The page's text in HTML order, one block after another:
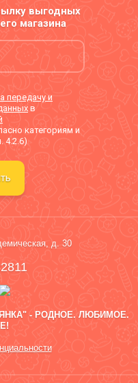
выгодных
магазина
передачу и
в
категориям и
4.2.6)
д. 30
- РОДНОЕ. ЛЮБИМОЕ.